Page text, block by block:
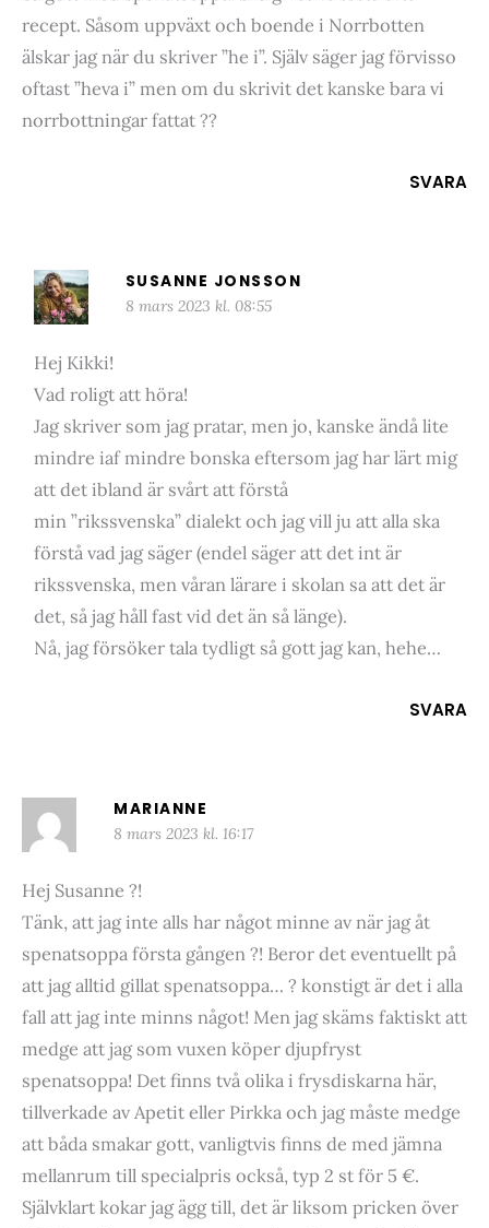
recept. Såsom uppväxt och boende i Norrbotten
älskar jag när du skriver ”he i”. Själv säger jag förvisso
oftast ”heva i” men om du skrivit det kanske bara vi
norrbottningar fattat ??
SVARA
SUSANNE JONSSON
8 mars 2023 kl. 08:55
Hej Kikki!
Vad roligt att höra!
Jag skriver som jag pratar, men jo, kanske ändå lite
mindre iaf mindre bonska eftersom jag har lärt mig
att det ibland är svårt att förstå
min ”rikssvenska” dialekt och jag vill ju att alla ska
förstå vad jag säger (endel säger att det int är
rikssvenska, men våran lärare i skolan sa att det är
det, så jag håll fast vid det än så länge).
Nå, jag försöker tala tydligt så gott jag kan, hehe…
SVARA
MARIANNE
8 mars 2023 kl. 16:17
Hej Susanne ?!
Tänk, att jag inte alls har något minne av när jag åt
spenatsoppa första gången ?! Beror det eventuellt på
att jag alltid gillat spenatsoppa… ? konstigt är det i alla
fall att jag inte minns något! Men jag skäms faktiskt att
medge att jag som vuxen köper djupfryst
spenatsoppa! Det finns två olika i frysdiskarna här,
tillverkade av Apetit eller Pirkka och jag måste medge
att båda smakar gott, vanligtvis finns de med jämna
mellanrum till specialpris också, typ 2 st för 5 €.
Självklart kokar jag ägg till, det är liksom pricken över